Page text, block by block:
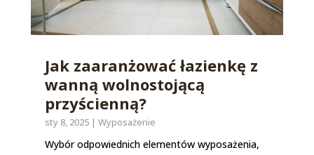
Jak zaaranżować łazienkę z
wanną wolnostojącą
przyścienną?
sty 8, 2025| Wyposażenie
Wybór odpowiednich elementów wyposażenia,